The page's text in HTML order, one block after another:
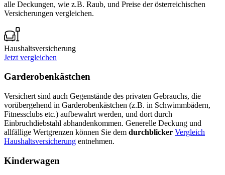
alle Deckungen, wie z.B. Raub, und Preise der österreichischen
Versicherungen vergleichen.
Haushaltsversicherung
Jetzt vergleichen
Garderobenkästchen
Versichert sind auch Gegenstände des privaten Gebrauchs, die
vorübergehend in Garderobenkästchen (z.B. in Schwimmbädern,
Fitnessclubs etc.) aufbewahrt werden, und dort durch
Einbruchdiebstahl abhandenkommen. Generelle Deckung und
allfällige Wertgrenzen können Sie dem durchblicker Vergleich
Haushaltsversicherung entnehmen.
Kinderwagen